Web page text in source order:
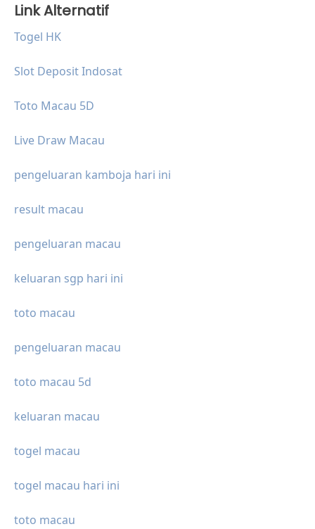
Link Alternatif
Togel HK
Slot Deposit Indosat
Toto Macau 5D
Live Draw Macau
pengeluaran kamboja hari ini
result macau
pengeluaran macau
keluaran sgp hari ini
toto macau
pengeluaran macau
toto macau 5d
keluaran macau
togel macau
togel macau hari ini
toto macau